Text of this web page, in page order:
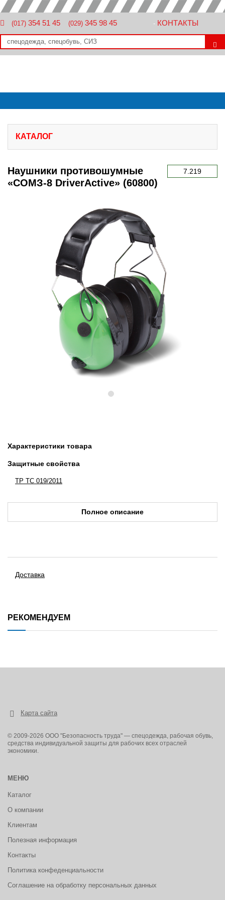
(017) 354 51 45 (029) 345 98 45 - КОНТАКТЫ
КАТАЛОГ
Наушники противошумные
«СОМЗ-8 DriverActive» (60800)
7.219
Предыдущий
Характеристики товара
Защитные свойства
ТР ТС 019/2011
Полное описание
Доставка
РЕКОМЕНДУЕМ
Карта сайта
© 2009-2026 ООО "Безопасность труда" — спецодежда, рабочая обувь,
средства индивидуальной защиты для рабочих всех отраслей
экономики.
МЕНЮ
Каталог
О компании
Клиентам
Полезная информация
Контакты
Политика конфеденциальности
Соглашение на обработку персональных данных